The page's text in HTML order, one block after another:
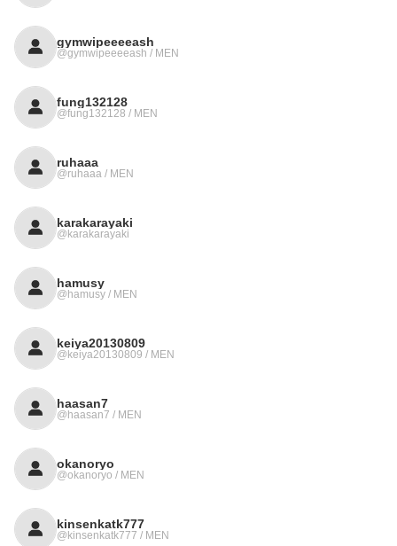
gymwipeeeeash
@gymwipeeeeash / MEN
fung132128
@fung132128 / MEN
ruhaaa
@ruhaaa / MEN
karakarayaki
@karakarayaki
hamusy
@hamusy / MEN
keiya20130809
@keiya20130809 / MEN
haasan7
@haasan7 / MEN
okanoryo
@okanoryo / MEN
kinsenkatk777
@kinsenkatk777 / MEN